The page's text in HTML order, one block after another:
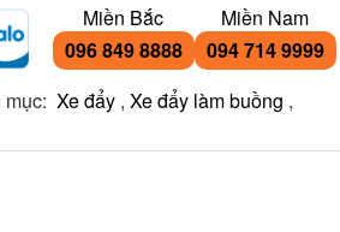
Miền Bắc
096 849 8888
Miền Nam
094 714 9999
Xe đẩy , Xe đẩy làm buồng ,